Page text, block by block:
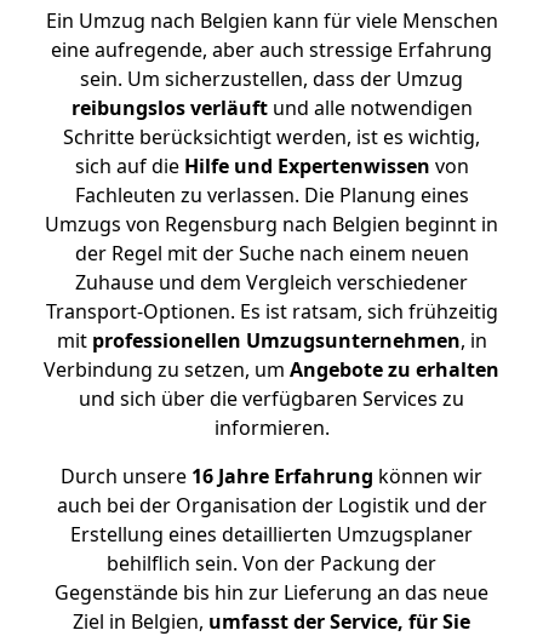
Ein Umzug nach Belgien kann für viele Menschen
eine aufregende, aber auch stressige Erfahrung
sein. Um sicherzustellen, dass der Umzug
reibungslos verläuftund alle notwendigen
Schritte berücksichtigt werden, ist es wichtig,
sich auf die Hilfe und Expertenwissen von
Fachleuten zu verlassen. Die Planung eines
Umzugs von Regensburg nach Belgien beginnt in
der Regel mit der Suche nach einem neuen
Zuhause und dem Vergleich verschiedener
Transport-Optionen. Es ist ratsam, sich frühzeitig
mit professionellen Umzugsunternehmen, in
Verbindung zu setzen, um Angebote zu erhalten
und sich über die verfügbaren Services zu
informieren.
Durch unsere 16 Jahre Erfahrung können wir
auch bei der Organisation der Logistik und der
Erstellung eines detaillierten Umzugsplaner
behilflich sein. Von der Packung der
Gegenstände bis hin zur Lieferung an das neue
Ziel in Belgien, umfasst der Service, für Sie